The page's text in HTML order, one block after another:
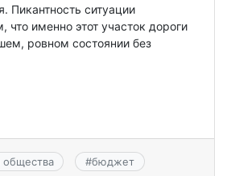
Пикантность ситуации
что именно этот участок дороги
ровном состоянии без
#бюджет